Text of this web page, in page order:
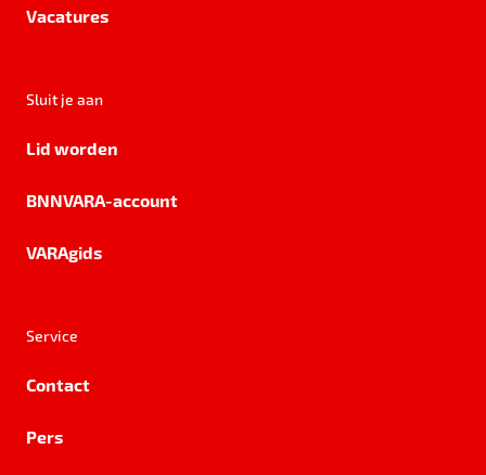
Vacatures
Sluit je aan
Lid worden
BNNVARA-account
VARAgids
Service
Contact
Pers